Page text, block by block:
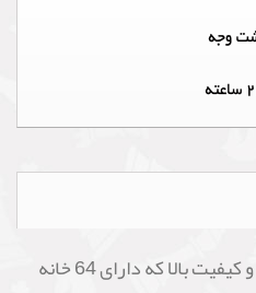
صفحه چوبی ژیوار با ظرافت و کیفیت بالا که دارای 64 خانه